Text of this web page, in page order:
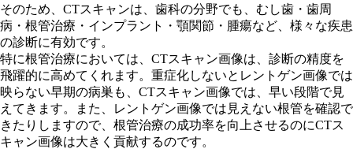
そのため、CTスキャンは、歯科の分野でも、むし歯・歯周
病・根管治療・インプラント・顎関節・腫瘍など、様々な疾患
の診断に有効です。
特に根管治療においては、CTスキャン画像は、診断の精度を
飛躍的に高めてくれます。重症化しないとレントゲン画像では
映らない早期の病巣も、CTスキャン画像では、早い段階で見
えてきます。また、レントゲン画像では見えない根管を確認で
きたりしますので、根管治療の成功率を向上させるのにCTス
キャン画像は大きく貢献するのです。